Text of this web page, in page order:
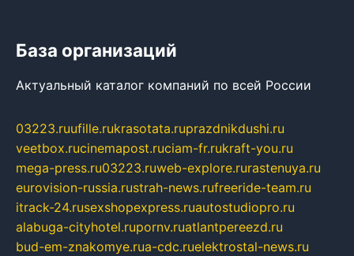
База организаций
Актуальный каталог компаний по всей России
03223.ruufille.rukrasotata.ruprazdnikdushi.ru
veetbox.rucinemapost.ruciam-fr.rukraft-you.ru
mega-press.ru03223.ruweb-explore.rurastenuya.ru
eurovision-russia.rustrah-news.rufreeride-team.ru
itrack-24.rusexshopexpress.ruautostudiopro.ru
alabuga-cityhotel.rupornv.ruatlantpereezd.ru
bud-em-znakomye.rua-cdc.ruelektrostal-news.ru